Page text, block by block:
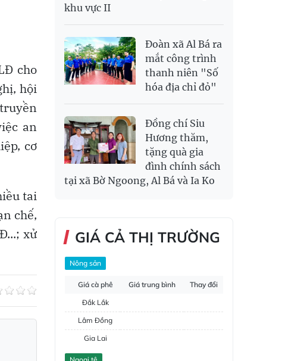
cho
hội
an
cơ
tai
chế,
xử
khu vực II
Đoàn xã Al Bá ra
mắt công trình
thanh niên "Số
hóa địa chỉ đỏ"
Đồng chí Siu
Hương thăm,
tặng quà gia
đình chính sách
tại xã Bờ Ngoong, Al Bá và Ia Ko
GIÁ CẢ THỊ TRƯỜNG
Nông sản
Giá cà phê Giá trung bình
Thay đổi
Đắk Lắk
Lâm Đồng
Gia Lai
Đắk Nông